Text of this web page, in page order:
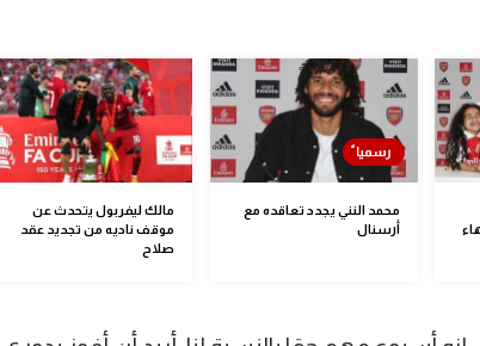
محمد النني يجدد تعاقده مع
أرسنال
مالك ليفربول يتحدث عن
موقف ناديه من تجديد عقد
صلاح